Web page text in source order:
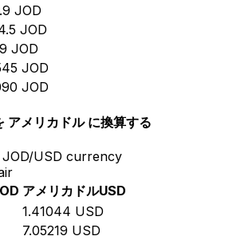
JOD
JOD
JOD
JOD
JOD
アメリカドル に換算する
USD currency
アメリカドルUSD
1.41044 USD
7.05219 USD